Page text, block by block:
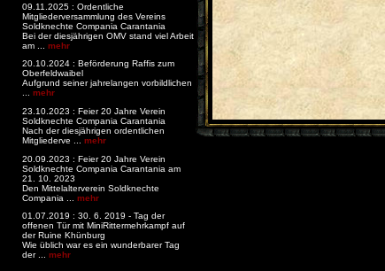
09.11.2025 : Ordentliche
Mitgliederversammlung des Vereins
Soldknechte Compania Carantania
Bei der diesjährigen OMV stand viel Arbeit
am ... mehr
20.10.2024 : Beförderung Raffis zum
Oberfeldwaibel
Aufgrund seiner jahrelangen vorbildlichen
... mehr
23.10.2023 : Feier 20 Jahre Verein
Soldknechte Compania Carantania
Nach der diesjährigen ordentlichen
Mitgliederve ... mehr
20.09.2023 : Feier 20 Jahre Verein
Soldknechte Compania Carantania am
21. 10. 2023
Den Mittelalterverein Soldknechte
Compania ... mehr
01.07.2019 : 30. 6. 2019 - Tag der
offenen Tür mit MiniRittermehrkampf auf
der Ruine Khünburg
Wie üblich war es ein wunderbarer Tag
der ... mehr